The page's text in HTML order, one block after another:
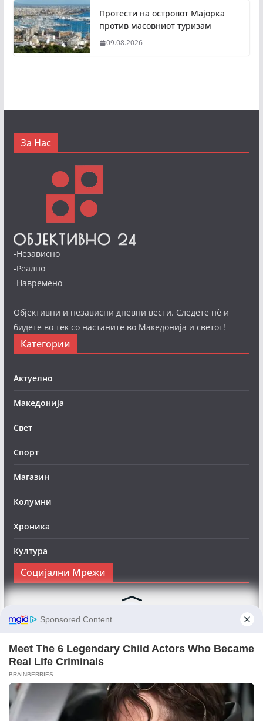
Протести на островот Мајорка
против масовниот туризам
09.08.2026
За Нас
-Независно
-Реално
-Навремено
Објективни и независни дневни вести. Следете нè и
бидете во тек со настаните во Македонија и светот!
Категории
Актуелно
Македонија
Свет
Спорт
Магазин
Колумни
Хроника
Култура
Социјални Мрежи
Следете нè на Фејсбук за да сте во тек со најновите